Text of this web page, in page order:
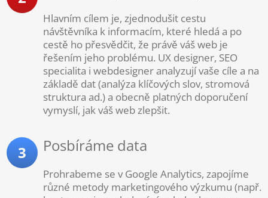
Hlavním cílem je, zjednodušit cestu
návštěvníka k informacím, které hledá a po
cestě ho přesvědčit, že právě váš web je
řešením jeho problému. UX designer, SEO
specialita i webdesigner analyzují vaše cíle a na
základě dat (analýza klíčových slov, stromová
struktura ad.) a obecně platných doporučení
vymyslí, jak váš web zlepšit.
3 Posbíráme data
Prohrabeme se v Google Analytics, zapojíme
různé metody marketingového výzkumu (např.